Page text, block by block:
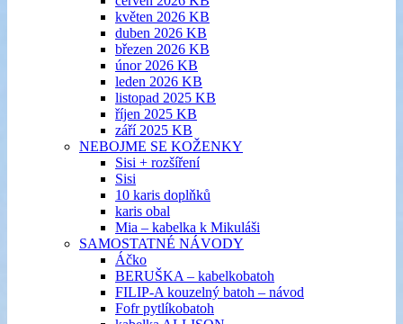
květen 2026 KB
duben 2026 KB
březen 2026 KB
únor 2026 KB
leden 2026 KB
listopad 2025 KB
říjen 2025 KB
září 2025 KB
NEBOJME SE KOŽENKY
Sisi + rozšíření
Sisi
10 karis doplňků
karis obal
Mia – kabelka k Mikuláši
SAMOSTATNÉ NÁVODY
Áčko
BERUŠKA – kabelkobatoh
FILIP-A kouzelný batoh – návod
Fofr pytlíkobatoh